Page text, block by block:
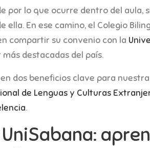
por lo que ocurre dentro del aula,
ella. En ese camino, el Colegio
compartir su convenio con la
destacadas del país.
dos beneficios clave para
de Lenguas y Culturas
.